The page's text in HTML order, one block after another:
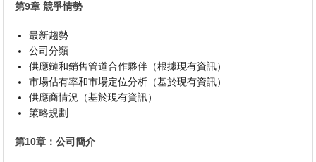
第9章 競爭情勢
最新趨勢
公司分類
供應鏈和銷售管道合作夥伴（根據現有資訊）
市場佔有率和市場定位分析（基於現有資訊）
供應商情況（基於現有資訊）
策略規劃
第10章：公司簡介